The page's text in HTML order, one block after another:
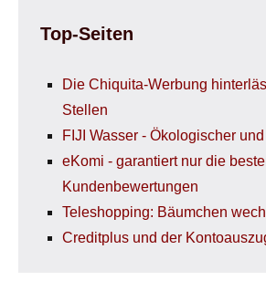
Top-Seiten
Die Chiquita-Werbung
Stellen
FIJI Wasser - Ökologischer
eKomi - garantiert nur die
Kundenbewertungen
Teleshopping: Bäumchen
Creditplus und der